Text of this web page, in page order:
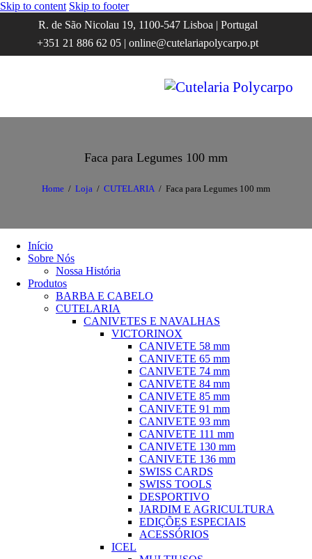
Skip to content Skip to footer
R. de São Nicolau 19, 1100-547 Lisboa | Portugal
+351 21 886 62 05 | online@cutelariapolycarpo.pt
Faca para Legumes 100 mm
Home Loja CUTELARIA Faca para Legumes 100 mm
Início
Sobre Nós
Nossa História
Produtos
BARBA E CABELO
CUTELARIA
CANIVETES E NAVALHAS
VICTORINOX
CANIVETE 58 mm
CANIVETE 65 mm
CANIVETE 74 mm
CANIVETE 84 mm
CANIVETE 85 mm
CANIVETE 91 mm
CANIVETE 93 mm
CANIVETE 111 mm
CANIVETE 130 mm
CANIVETE 136 mm
SWISS CARDS
SWISS TOOLS
DESPORTIVO
JARDIM E AGRICULTURA
EDIÇÕES ESPECIAIS
ACESSÓRIOS
ICEL